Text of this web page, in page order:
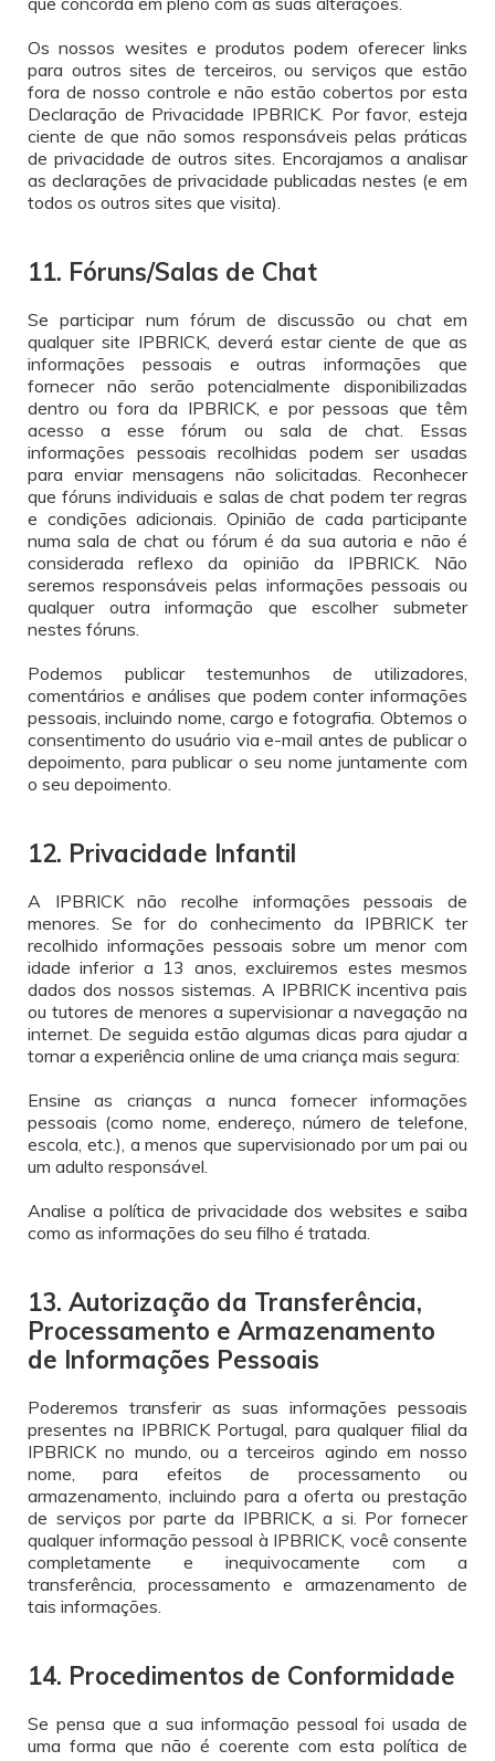
Os nossos wesites e produtos podem oferecer links
para outros sites de terceiros, ou serviços que estão
fora de nosso controle e não estão cobertos por esta
Declaração de Privacidade IPBRICK. Por favor, esteja
ciente de que não somos responsáveis pelas práticas
de privacidade de outros sites. Encorajamos a analisar
as declarações de privacidade publicadas nestes (e em
todos os outros sites que visita).
11. Fóruns/Salas de Chat
Se participar num fórum de discussão ou chat em
qualquer site IPBRICK, deverá estar ciente de que as
informações pessoais e outras informações que
fornecer não serão potencialmente disponibilizadas
dentro ou fora da IPBRICK, e por pessoas que têm
acesso a esse fórum ou sala de chat. Essas
informações pessoais recolhidas podem ser usadas
para enviar mensagens não solicitadas. Reconhecer
que fóruns individuais e salas de chat podem ter regras
e condições adicionais. Opinião de cada participante
numa sala de chat ou fórum é da sua autoria e não é
considerada reflexo da opinião da IPBRICK. Não
seremos responsáveis pelas informações pessoais ou
qualquer outra informação que escolher submeter
nestes fóruns.
Podemos publicar testemunhos de utilizadores,
comentários e análises que podem conter informações
pessoais, incluindo nome, cargo e fotografia. Obtemos o
consentimento do usuário via e-mail antes de publicar o
depoimento, para publicar o seu nome juntamente com
o seu depoimento.
12. Privacidade Infantil
A IPBRICK não recolhe informações pessoais de
menores. Se for do conhecimento da IPBRICK ter
recolhido informações pessoais sobre um menor com
idade inferior a 13 anos, excluiremos estes mesmos
dados dos nossos sistemas. A IPBRICK incentiva pais
ou tutores de menores a supervisionar a navegação na
internet. De seguida estão algumas dicas para ajudar a
tornar a experiência online de uma criança mais segura:
Ensine as crianças a nunca fornecer informações
pessoais (como nome, endereço, número de telefone,
escola, etc.), a menos que supervisionado por um pai ou
um adulto responsável.
Analise a política de privacidade dos websites e saiba
como as informações do seu filho é tratada.
13. Autorização da Transferência,
Processamento e Armazenamento
de Informações Pessoais
Poderemos transferir as suas informações pessoais
presentes na IPBRICK Portugal, para qualquer filial da
IPBRICK no mundo, ou a terceiros agindo em nosso
nome, para efeitos de processamento ou
armazenamento, incluindo para a oferta ou prestação
de serviços por parte da IPBRICK, a si. Por fornecer
qualquer informação pessoal à IPBRICK, você consente
completamente e inequivocamente com a
transferência, processamento e armazenamento de
tais informações.
14. Procedimentos de Conformidade
Se pensa que a sua informação pessoal foi usada de
uma forma que não é coerente com esta política de